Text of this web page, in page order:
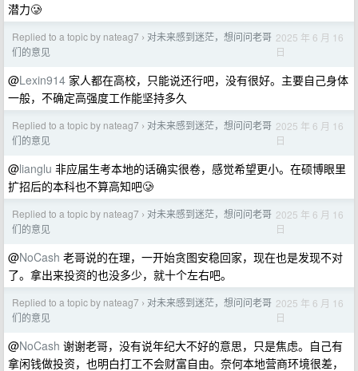
潜力🥲
Replied to a topic by nateag7 › 对未来感到迷茫，想问问老哥
们的意见
2025 年 6 月 16
日
@Lexin914 家人都在高校，只能说还行吧，没有很好。主要自己身体
一般，不确定高强度工作能坚持多久
Replied to a topic by nateag7 › 对未来感到迷茫，想问问老哥
们的意见
2025 年 6 月 16
日
@lianglu 非应届生考本地的话确实很卷，感觉希望更小。在硕博眼里
扩招后的本科也不算高知吧🥲
Replied to a topic by nateag7 › 对未来感到迷茫，想问问老哥
们的意见
2025 年 6 月 16
日
@NoCash 老哥说的在理，一开始贪图安稳回家，现在也是发现不对
了。拿出来投资的也没多少，就十个左右吧。
Replied to a topic by nateag7 › 对未来感到迷茫，想问问老哥
们的意见
2025 年 6 月 16
日
@NoCash 谢谢老哥，没有说年纪大不好的意思，只是焦虑。自己有
拿闲钱做投资，也明白打工不会财富自由。奈何本地营商环境很差，